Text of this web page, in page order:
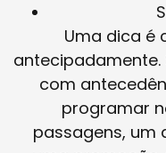
Uma dica é
antecipadamente.
com
programar
passagens, um